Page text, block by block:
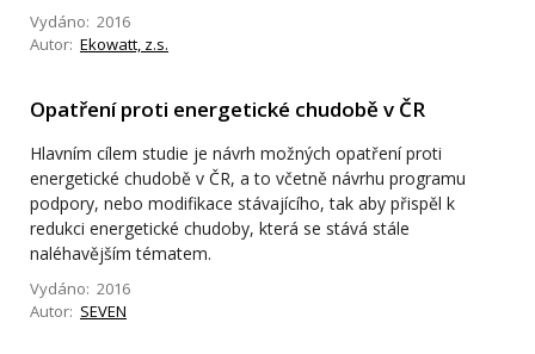
Vydáno: 2016
Autor: Ekowatt, z.s.
Opatření proti energetické chudobě v ČR
Hlavním cílem studie je návrh možných opatření proti
energetické chudobě v ČR, a to včetně návrhu programu
podpory, nebo modifikace stávajícího, tak aby přispěl k
redukci energetické chudoby, která se stává stále
naléhavějším tématem.
Vydáno: 2016
Autor: SEVEN